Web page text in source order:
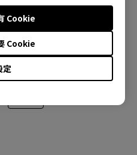
定
Cookie
Cookie
對您有幫助?